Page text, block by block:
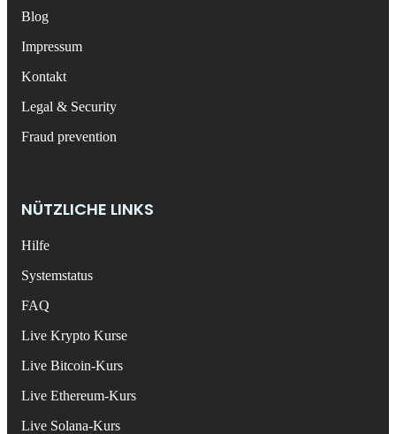
Blog
Impressum
Kontakt
Legal & Security
Fraud prevention
NÜTZLICHE LINKS
Hilfe
Systemstatus
FAQ
Live Krypto Kurse
Live Bitcoin-Kurs
Live Ethereum-Kurs
Live Solana-Kurs